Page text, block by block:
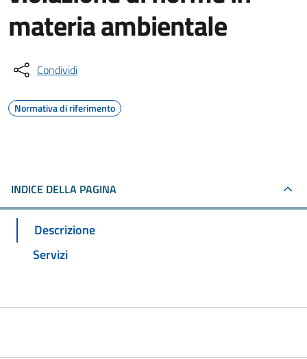
materia ambientale
Condividi
Normativa di riferimento
INDICE DELLA PAGINA
Descrizione
Servizi